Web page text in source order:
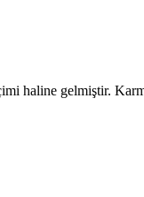
haline gelmiştir.